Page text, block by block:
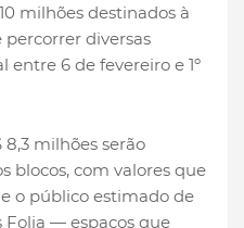
milhões destinados à
diversas
entre 6 de fevereiro e 1º
milhões serão
blocos, com valores que
o público estimado de
Folia — espaços que